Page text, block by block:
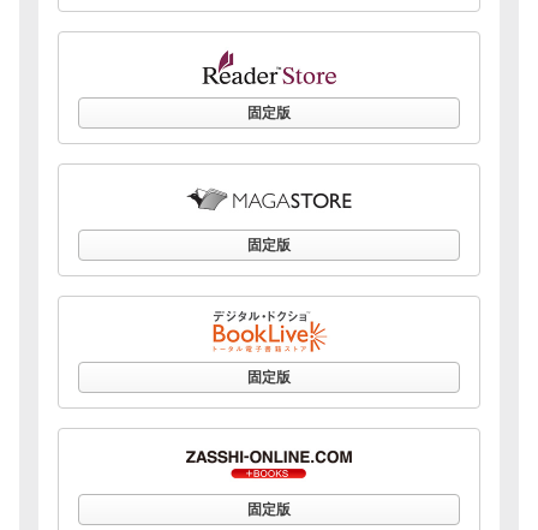
固定版
固定版
固定版
固定版